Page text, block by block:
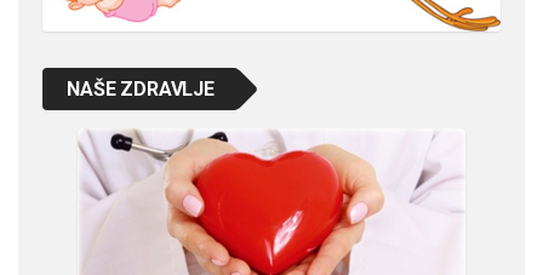
NAŠE ZDRAVLJE